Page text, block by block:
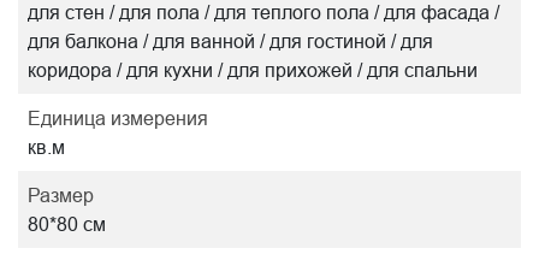
для стен / для пола / для теплого пола / для фасада /
для балкона / для ванной / для гостиной / для
коридора / для кухни / для прихожей / для спальни
Единица измерения
кв.м
Размер
80*80 см